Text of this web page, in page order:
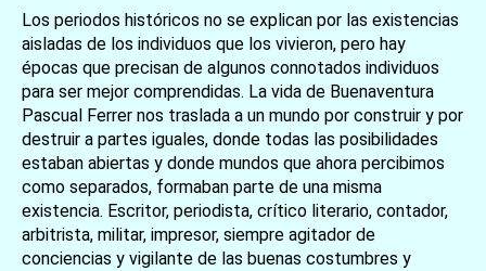
Los periodos históricos no se explican por las existencias
aisladas de los individuos que los vivieron, pero hay
épocas que precisan de algunos connotados individuos
para ser mejor comprendidas. La vida de Buenaventura
Pascual Ferrer nos traslada a un mundo por construir y por
destruir a partes iguales, donde todas las posibilidades
estaban abiertas y donde mundos que ahora percibimos
como separados, formaban parte de una misma
existencia. Escritor, periodista, crítico literario, contador,
arbitrista, militar, impresor, siempre agitador de
conciencias y vigilante de las buenas costumbres y